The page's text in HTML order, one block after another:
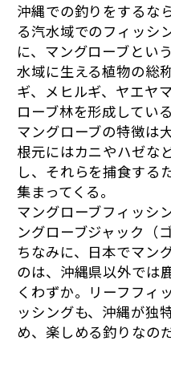
沖縄での釣りをするな
る汽水域でのフィッシ
に、マングローブとい
水域に生える植物の総
ギ、メヒルギ、ヤエヤ
ローブ林を形成している
マングローブの特徴は
根元にはカニやハゼな
し、それらを捕食する
集まってくる。
マングローブフィッシ
ングローブジャック（
ちなみに、日本でマン
のは、沖縄県以外では
くわずか。リーフフィ
ッシングも、沖縄が独
め、楽しめる釣りなのだ